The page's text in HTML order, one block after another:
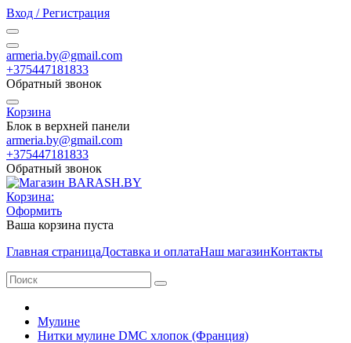
Вход / Регистрация
armeria.by@gmail.com
+375447181833
Обратный звонок
Корзина
Блок в верхней панели
armeria.by@gmail.com
+375447181833
Обратный звонок
Корзина:
Оформить
Ваша корзина пуста
Главная страницаДоставка и оплатаНаш магазинКонтакты
Мулине
Нитки мулине DMC хлопок (Франция)